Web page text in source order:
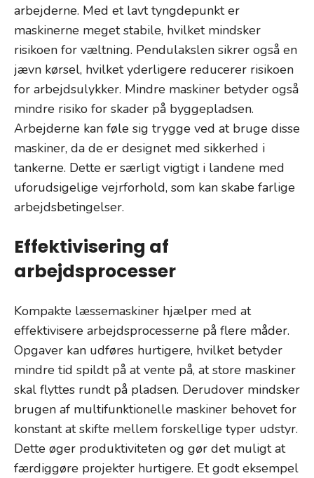
arbejderne. Med et lavt tyngdepunkt er
maskinerne meget stabile, hvilket mindsker
risikoen for væltning. Pendulakslen sikrer også en
jævn kørsel, hvilket yderligere reducerer risikoen
for arbejdsulykker. Mindre maskiner betyder også
mindre risiko for skader på byggepladsen.
Arbejderne kan føle sig trygge ved at bruge disse
maskiner, da de er designet med sikkerhed i
tankerne. Dette er særligt vigtigt i landene med
uforudsigelige vejrforhold, som kan skabe farlige
arbejdsbetingelser.
Effektivisering af
arbejdsprocesser
Kompakte læssemaskiner hjælper med at
effektivisere arbejdsprocesserne på flere måder.
Opgaver kan udføres hurtigere, hvilket betyder
mindre tid spildt på at vente på, at store maskiner
skal flyttes rundt på pladsen. Derudover mindsker
brugen af multifunktionelle maskiner behovet for
konstant at skifte mellem forskellige typer udstyr.
Dette øger produktiviteten og gør det muligt at
færdiggøre projekter hurtigere. Et godt eksempel